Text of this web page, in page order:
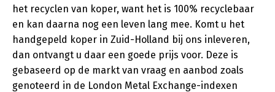
het recyclen van koper, want het is 100% recyclebaar
en kan daarna nog een leven lang mee. Komt u het
handgepeld koper in Zuid-Holland bij ons inleveren,
dan ontvangt u daar een goede prijs voor. Deze is
gebaseerd op de markt van vraag en aanbod zoals
genoteerd in de London Metal Exchange-indexen